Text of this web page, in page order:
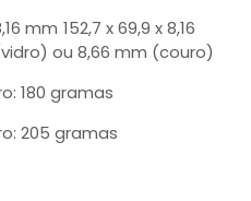
mm 152,7 x 69,9 x 8,16
ou 8,66 mm (couro)
180 gramas
205 gramas